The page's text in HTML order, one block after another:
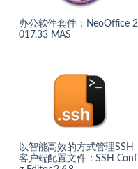
办公软件套件：NeoOffice 2
017.33 MAS
以智能高效的方式管理SSH
客户端配置文件：SSH